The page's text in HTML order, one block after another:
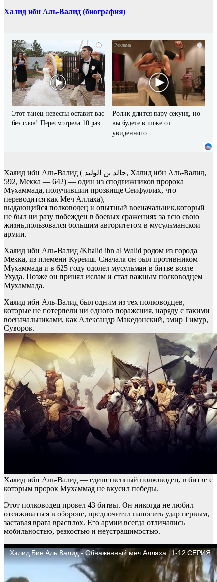
Халид ибн Аль-Валид (биография)
i
Этот танец невесты оставит вас
без слов! Пересмотрела 10 раз
i
Ролик длится пару секунд, но
вы будете в шоке от
увиденного
Халид ибн Аль-Валид ( خالد بن الوليد‎‎, Халид ибн Аль-Валид,
592, Мекка — 642) — один из сподвижников пророка
Мухаммада, получивший прозвище Сейфуллах, что
переводится как Меч Аллаха),
выдающийся полководец и опытный военачальник,который
не был ни разу побежден в боевых сражениях за всю свою
жизнь,пользовался большим авторитетом в мусульманской
армии.
Халид ибн Аль-Валид /Khalid ibn al Walid родом из города
Мекка, из племени Курейш. Сначала он был противником
Мухаммада и в 625 году одолел мусульман в битве возле
Ухуда. Позже он принял ислам и стал важным полководцем
Мухаммада.
Халид ибн Аль-Валид был одним из тех полководцев,
которые не потерпели ни одного поражения, наряду с такими
военачальниками, как Александр Македонский, эмир Тимур,
Суворов.
Халид ибн Аль-Валид — единственный полководец, в битве с
которым пророк Мухаммад не вкусил победы.
Этот полководец провел 43 битвы. Он никогда не любил
отсиживаться в обороне, предпочитал наносить удар первым,
заставая врага врасплох. Его армии всегда отличались
мобильностью, резкостью и неустрашимостью.